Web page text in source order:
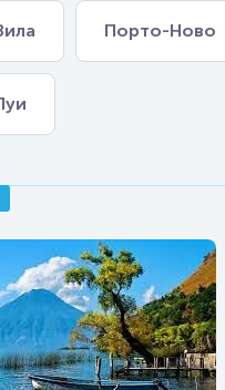
Порто-Ново